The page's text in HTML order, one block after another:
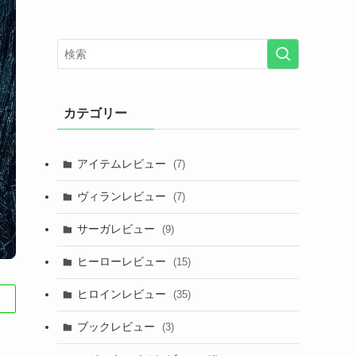
カテゴリー
アイテムレビュー (7)
ヴィランレビュー (7)
サーガレビュー (9)
ヒーローレビュー (15)
ヒロインレビュー (35)
ブックレビュー (3)